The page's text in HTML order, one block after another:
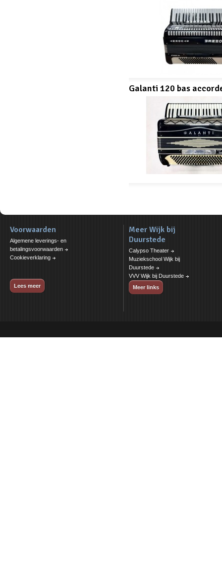
Galanti 120 bas
Voorwaarden
Algemene leverings- en
betalingsvoorwaarden
Cookieverklaring
Lees meer
Meer Wijk bij
Duurstede
Calypso Theater
Muziekschool Wijk bij
Duurstede
VVV Wijk bij Duurstede
Meer links